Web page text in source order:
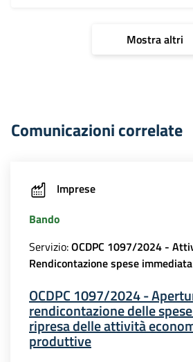
Mostra altri
Comunicazioni correlate
Imprese
Bando
Servizio:OCDPC 1097/2024 -
Rendicontazione spese
OCDPC 1097/2024 -
rendicontazione delle
ripresa delle attività
produttive